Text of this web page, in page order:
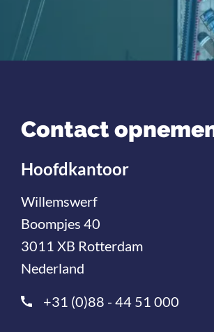
Contact
Hoofdkantoor
Willemswerf
Boompjes 40
3011 XB Rotterdam
Nederland
+31 (0)88 - 44 51 000